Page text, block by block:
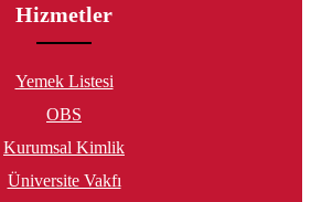
Hizmetler
Yemek Listesi
OBS
Kurumsal Kimlik
Üniversite Vakfı